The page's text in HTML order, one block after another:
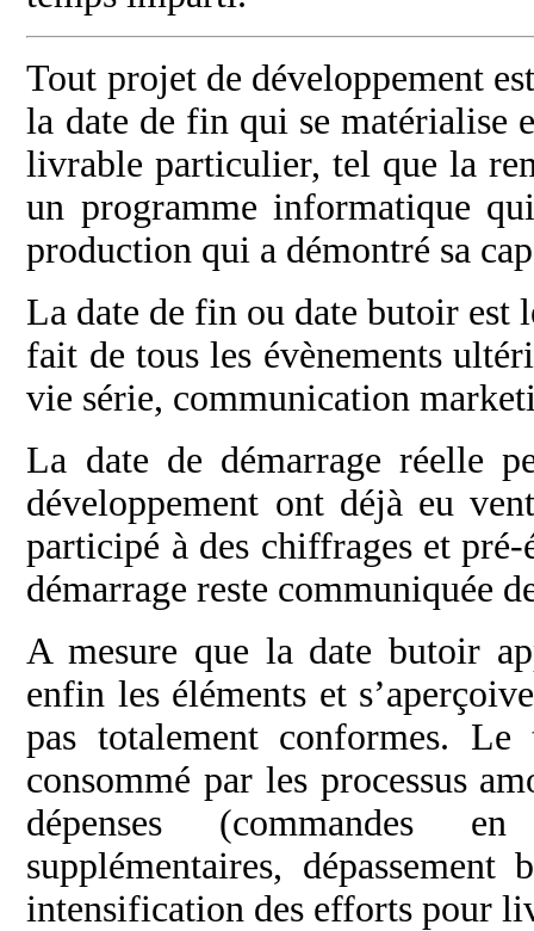
Tout projet de développement
la date de fin qui se matérialise
livrable particulier, tel que la
un programme informatique
production qui a démontré sa
La date de fin ou date butoir est
fait de tous les évènements
vie série, communication
La date de démarrage réelle
développement ont déjà eu
participé à des chiffrages et pré-
démarrage reste communiquée
A mesure que la date butoir
enfin les éléments et
pas totalement conformes.
consommé par les processus
dépenses (commandes
supplémentaires,
intensification des efforts pour